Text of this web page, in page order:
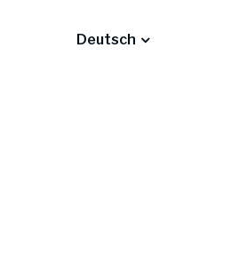
Deutsch